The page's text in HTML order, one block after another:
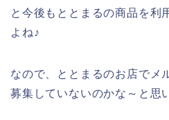
と今後もととまるの商品を利
よね♪
なので、ととまるのお店でメ
募集していないのかな～と思